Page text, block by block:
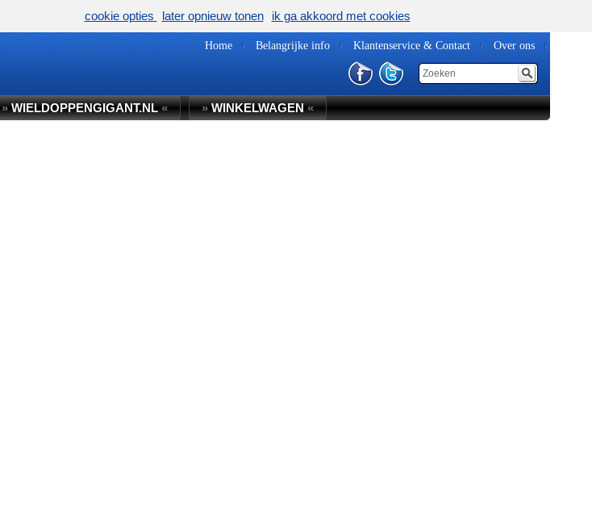
Home Belangrijke info Klantenservice & Contact Over ons
»WIELDOPPENGIGANT.NL« »WINKELWAGEN«
cookie opties later opnieuw tonen ik ga akkoord met cookies